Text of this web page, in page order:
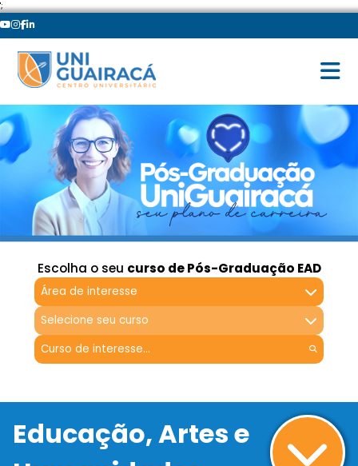
';
Escolha o seu curso de Pós-Graduação EAD
Área de interesse
Selecione seu curso
Educação, Artes e